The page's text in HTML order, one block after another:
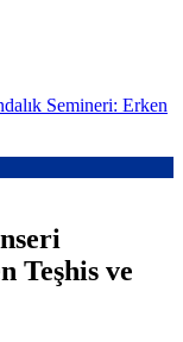
Semineri: Erken
Teşhis ve